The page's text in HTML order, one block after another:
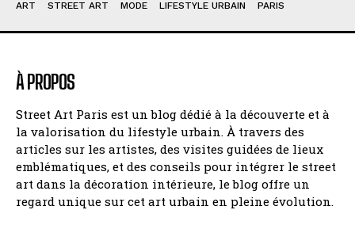
ART STREET ART MODE LIFESTYLE URBAIN PARIS
À PROPOS
Street Art Paris est un blog dédié à la découverte et à
la valorisation du lifestyle urbain. À travers des
articles sur les artistes, des visites guidées de lieux
emblématiques, et des conseils pour intégrer le street
art dans la décoration intérieure, le blog offre un
regard unique sur cet art urbain en pleine évolution.